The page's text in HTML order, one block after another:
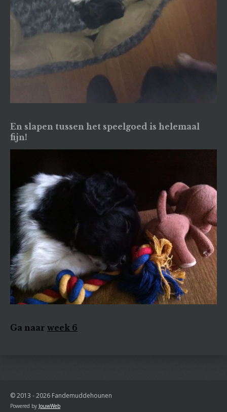
En slapen tussen het speelgoed is helemaal
fijn!
Ga naar week 6
© 2013 - 2026 Fandemuddehounen
Powered by JouwWeb